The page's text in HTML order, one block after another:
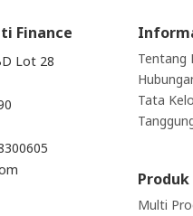
Finance
Lot 28
Tentang
Tata
Produk
Multi